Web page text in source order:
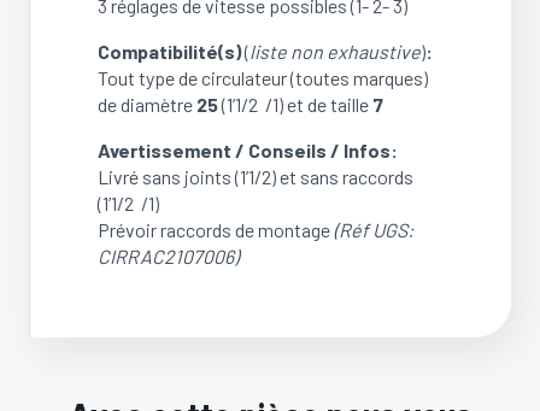
3 réglages de vitesse possibles (1- 2- 3)
Compatibilité(s)(liste non exhaustive):
Tout type de circulateur (toutes marques)
de diamètre 25(1’1/2 /1) et de taille 7
Avertissement / Conseils / Infos:
Livré sans joints (1’1/2) et sans raccords
(1’1/2 /1)
Prévoir raccords de montage(Réf UGS:
CIRRAC2107006)